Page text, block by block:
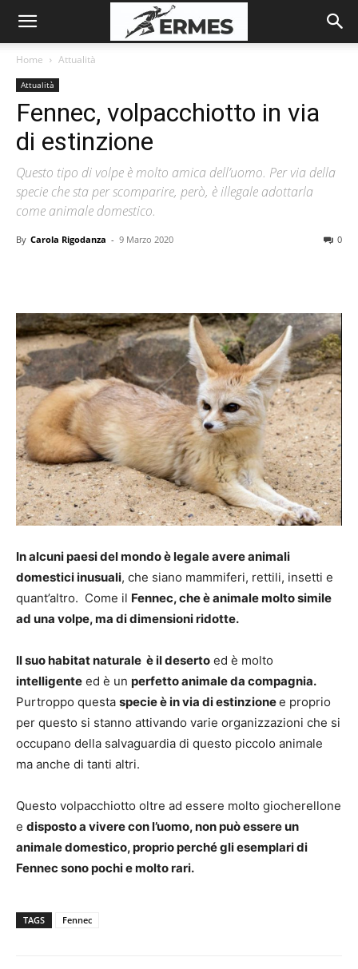
Home Attualità
Attualità
Fennec, volpacchiotto in via
di estinzione
Questo tipo di volpe è molto amica dell’uomo. Per via della
specie che sta per scomparire, però, è illegale adottarla
come animale domestico.
By Carola Rigodanza - 9 Marzo 2020 0
In alcuni paesi del mondo è legale avere animali
domestici inusuali, che siano mammiferi, rettili, insetti e
quant’altro. Come il Fennec, che è animale molto simile
ad una volpe, ma di dimensioni ridotte.
Il suo habitat naturale è il deserto ed è molto
intelligente ed è un perfetto animale da compagnia.
Purtroppo questa specie è in via di estinzionee proprio
per questo si stanno attivando varie organizzazioni che si
occupano della salvaguardia di questo piccolo animale
ma anche di tanti altri.
Questo volpacchiotto oltre ad essere molto giocherellone
e disposto a vivere con l’uomo, non può essere un
animale domestico, proprio perché gli esemplari di
Fennec sono pochi e molto rari.
TAGS Fennec